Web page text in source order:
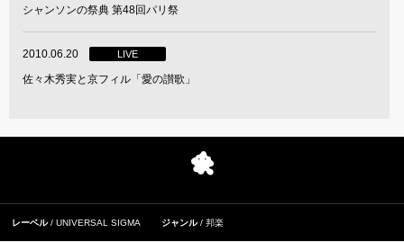
シャンソンの祭典 第48回パリ祭
2010.06.20 LIVE
佐々木秀実と京フィル「愛の讃歌」
レーベル UNIVERSAL SIGMA ジャンル 邦楽